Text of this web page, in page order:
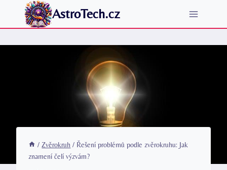
Přeskočit
AstroTech.cz
/ Zvěrokruh / Řešení problémů podle zvěrokruhu: Jak
znamení čelí výzvám?